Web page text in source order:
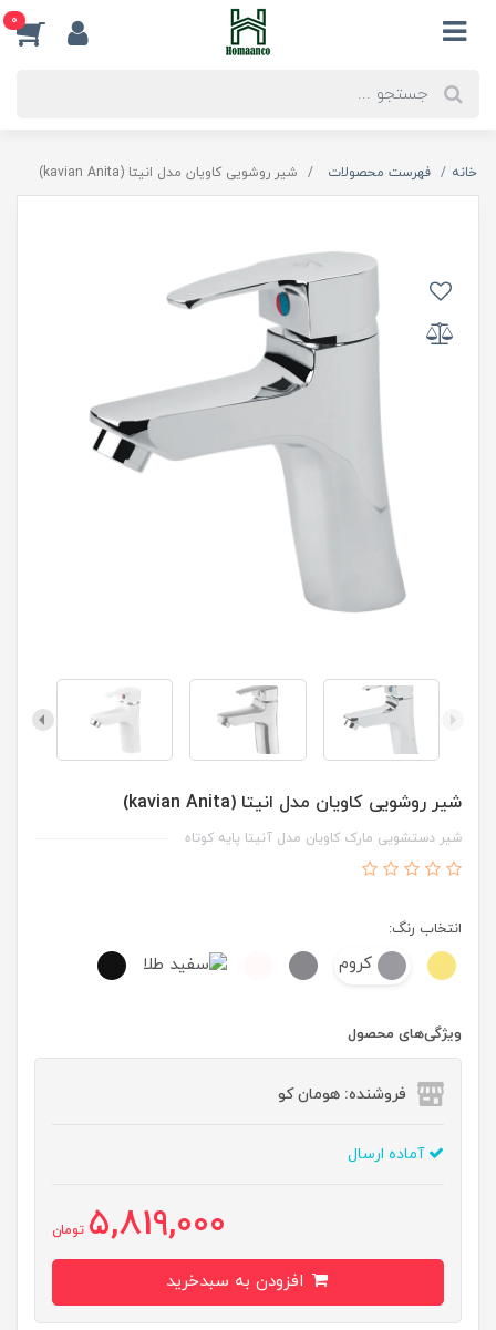
0
خانه فهرست محصولات شیر روشویی کاویان مدل انیتا (kavian Anita)
شیر روشویی کاویان مدل انیتا (kavian Anita)
شیر دستشویی مارک کاویان مدل آنیتا پایه کوتاه
انتخاب رنگ:
کروم
ویژگی‌های محصول
فروشنده: هومان کو
آماده ارسال
5,819,000 تومان